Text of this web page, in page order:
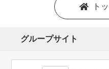
ト
グループサイト